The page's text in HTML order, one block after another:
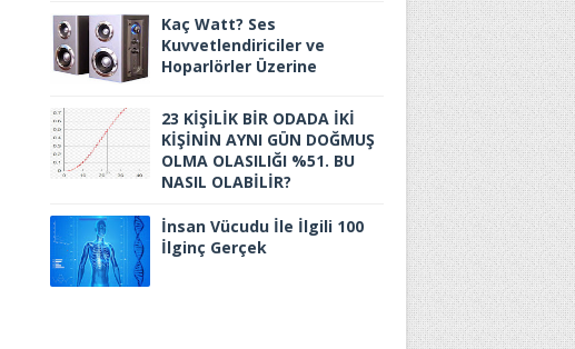
Kaç Watt? Ses
Kuvvetlendiriciler ve
Hoparlörler Üzerine
23 KİŞİLİK BİR ODADA İKİ
KİŞİNİN AYNI GÜN DOĞMUŞ
OLMA OLASILIĞI %51. BU
NASIL OLABİLİR?
İnsan Vücudu İle İlgili 100
İlginç Gerçek